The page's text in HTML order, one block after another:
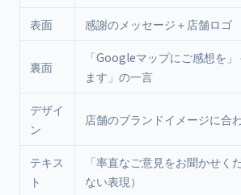
表面 感謝のメッセージ＋店舗ロゴ
裏面
「Googleマップにご感想を
ます」の一言
デザイ
ン
店舗のブランドイメージに合
テキス
ト
「率直なご意見をお聞かせ
ない表現）